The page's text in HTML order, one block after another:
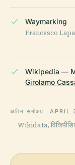
Waymarking
Francesco
Wikipedia —
Girolamo
अंतिम समीक्षा: APRIL
Wikidata,